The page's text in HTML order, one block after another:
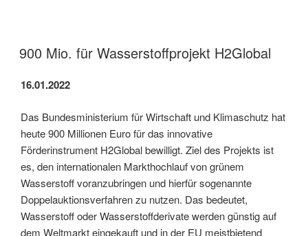
900 Mio. für Wasserstoffprojekt H2Global
16.01.2022
Das Bundesministerium für Wirtschaft und Klimaschutz hat
heute 900 Millionen Euro für das innovative
Förderinstrument H2Global bewilligt. Ziel des Projekts ist
es, den internationalen Markthochlauf von grünem
Wasserstoff voranzubringen und hierfür sogenannte
Doppelauktionsverfahren zu nutzen. Das bedeutet,
Wasserstoff oder Wasserstoffderivate werden günstig auf
dem Weltmarkt eingekauft und in der EU meistbietend